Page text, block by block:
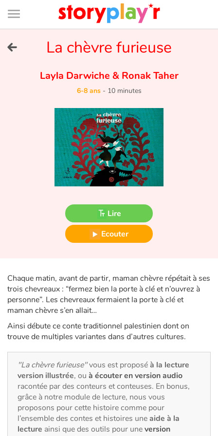
Connexion
Bibliothèque
de
page
Tester gratuitement
Bibliothèque
Fable, mythe, littérature et poésie
Héroïnes et héros
Les animaux
Voyage, épopée, enquête, aventure
Autour du monde
Apprentissage
La chèvre furieuse
Layla Darwiche &Ronak Taher
6-8 ans- 10 minutes
Lire
Ecouter
Chaque matin, avant de partir, maman chèvre répétait à ses
trois chevreaux : “fermez bien la porte à clé et n’ouvrez à
personne”. Les chevreaux fermaient la porte à clé et
maman chèvre s’en allait…
Ainsi débute ce conte traditionnel palestinien dont on
trouve de multiples variantes dans d’autres cultures.
"La chèvre furieuse"vous est proposéà la lecture
version illustrée, ou à écouter en version audio
racontée par des conteurs et conteuses. En bonus,
grâce à notre module de lecture, nous vous
proposons pour cette histoire comme pour
l’ensemble des contes et histoires uneaide à la
lecture ainsi que des outils pour uneversion